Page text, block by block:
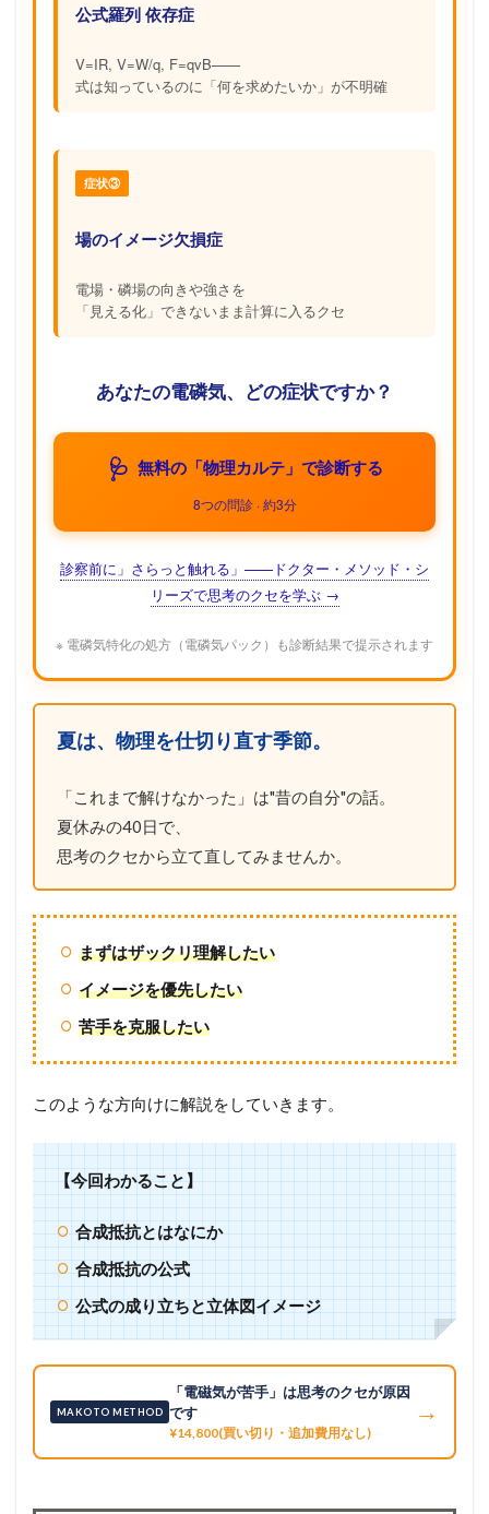
公式羅列 依存症
V=IR, V=W/q, F=qvB——
式は知っているのに「何を求めたいか」が不明確
症状③
場のイメージ欠損症
電場・磷場の向きや強さを
「見える化」できないまま計算に入るクセ
あなたの電磷気、どの症状ですか？
🩺 無料の「物理カルテ」で診断する
8つの問診 · 約3分
診察前に」さらっと触れる」——ドクター・メソッド・シ
リーズで思考のクセを学ぶ →
※ 電磷気特化の処方（電磷気パック）も診断結果で提示されます
夏は、物理を仕切り直す季節。
「これまで解けなかった」は"昔の自分"の話。
夏休みの40日で、
思考のクセから立て直してみませんか。
まずはザックリ理解したい
イメージを優先したい
苦手を克服したい
このような方向けに解説をしていきます。
【今回わかること】
合成抵抗とはなにか
合成抵抗の公式
公式の成り立ちと立体図イメージ
MAKOTO METHOD
「電磁気が苦手」は思考のクセが原因
です
¥14,800(買い切り・追加費用なし)
→